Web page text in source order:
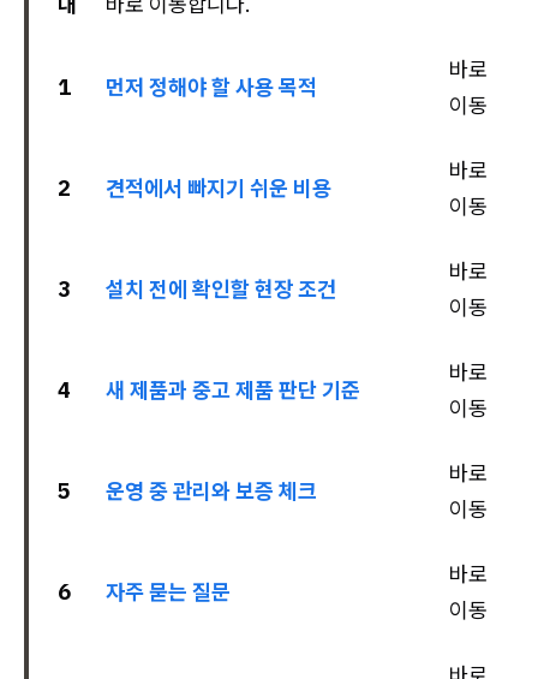
1 먼저 정해야 할 사용 목적
바로
이동
2 견적에서 빠지기 쉬운 비용
바로
이동
3 설치 전에 확인할 현장 조건
바로
이동
4 새 제품과 중고 제품 판단 기준
바로
이동
5 운영 중 관리와 보증 체크
바로
이동
6 자주 묻는 질문
바로
이동